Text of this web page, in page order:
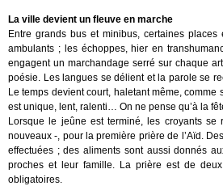
La ville devient un fleuve en marche
Entre grands bus et minibus, certaines
ambulants ; les échoppes, hier en
engagent un marchandage serré sur chaque
poésie. Les langues se délient et la parole se
Le temps devient court, haletant même,
est unique, lent, ralenti… On ne pense qu’à la
Lorsque le jeûne est terminé, les croyants
nouveaux -, pour la première prière de l’Aïd.
effectuées ; des aliments sont aussi donnés
proches et leur famille. La prière est de
obligatoires.